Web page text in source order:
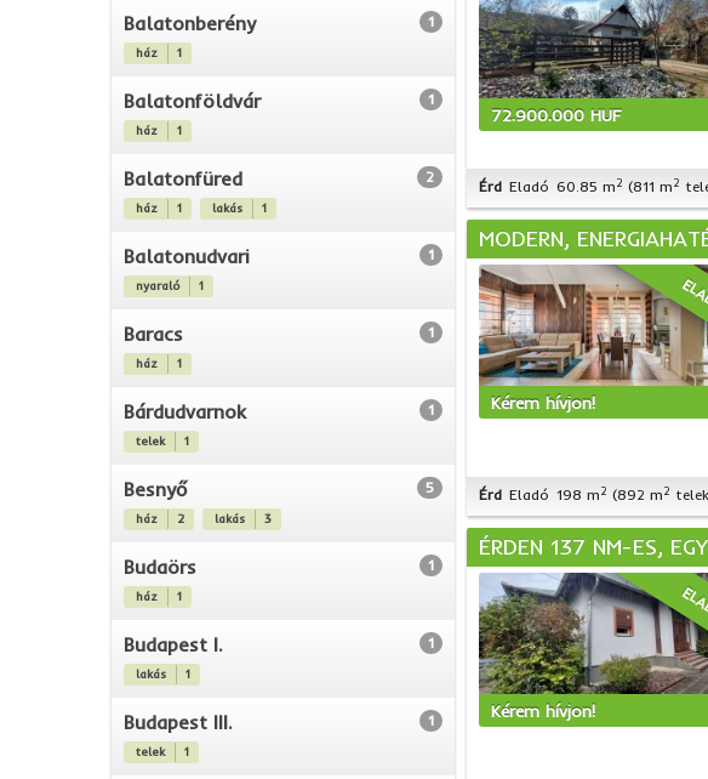
Balatonberény 1
ház 1
Balatonföldvár 1
ház 1
Balatonfüred 2
ház 1 lakás 1
Balatonudvari 1
nyaraló 1
Baracs 1
ház 1
Bárdudvarnok 1
telek 1
Besnyő 5
ház 2 lakás 3
Budaörs 1
ház 1
Budapest I. 1
lakás 1
Budapest III. 1
telek 1
72.900.000 HUF
Érd Eladó 60.85 m2 (811 m2
MODERN,
Kérem hívjon!
Érd Eladó 198 m2 (892 m2
ÉRDEN 137 NM-ES,
Kérem hívjon!